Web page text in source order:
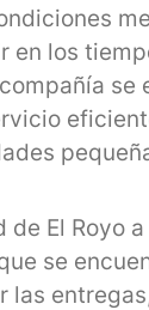
en los
se
de El Royo
se
las